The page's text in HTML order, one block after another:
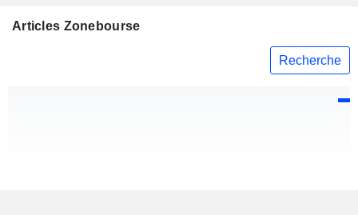
Articles Zonebourse
Recherche